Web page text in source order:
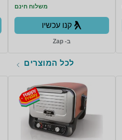
משלוח חינם
קנו עכשיו
ב- Zap
לכל המוצרים